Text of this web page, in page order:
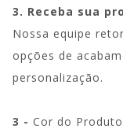
3. Receba sua
Nossa equipe
opções de
personalização.
3 - Cor do Produto